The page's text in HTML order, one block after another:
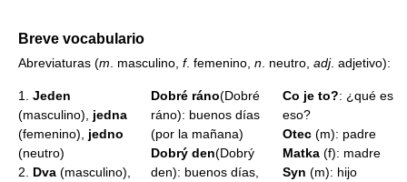
Breve vocabulario
Abreviaturas (m . masculino, f. femenino, n . neutro, adj. adjetivo):
1. Jeden
(masculino), jedna
(femenino), jedno
(neutro)
2. Dva (masculino),
Dobré ráno(Dobré
ráno): buenos días
(por la mañana)
Dobrý den(Dobrý
den): buenos días,
Co je to?: ¿qué es
eso?
Otec (m): padre
Matka (f): madre
Syn (m): hijo